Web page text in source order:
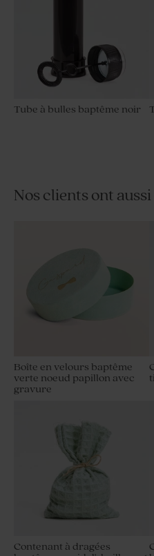
Tube à bulles baptême noir
Nos clients ont aussi
Boîte en velours baptême
verte noeud papillon avec
gravure
Contenant à dragées